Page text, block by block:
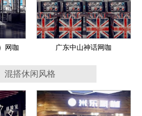
网咖 广东中山神话网咖
混搭休闲风格